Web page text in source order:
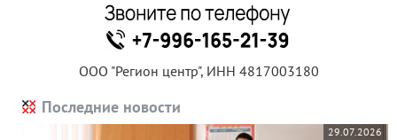
ООО "Регион центр", ИНН 4817003180
Последние новости
29.07.2026